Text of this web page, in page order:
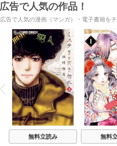
広告で人気の作品！
広告で人気の漫画（マンガ）・電子書籍をチ
P
r
e
v
i
o
u
s
無料立読み
無料